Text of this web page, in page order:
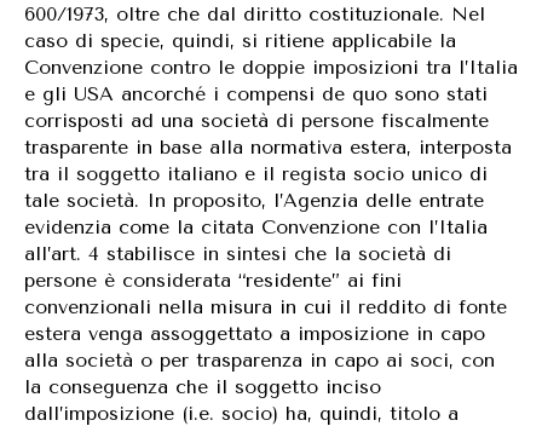
600/1973, oltre che dal diritto costituzionale. Nel
caso di specie, quindi, si ritiene applicabile la
Convenzione contro le doppie imposizioni tra l’Italia
e gli USA ancorché i compensi de quo sono stati
corrisposti ad una società di persone fiscalmente
trasparente in base alla normativa estera, interposta
tra il soggetto italiano e il regista socio unico di
tale società. In proposito, l’Agenzia delle entrate
evidenzia come la citata Convenzione con l’Italia
all’art. 4 stabilisce in sintesi che la società di
persone è considerata “residente” ai fini
convenzionali nella misura in cui il reddito di fonte
estera venga assoggettato a imposizione in capo
alla società o per trasparenza in capo ai soci, con
la conseguenza che il soggetto inciso
dall’imposizione (i.e. socio) ha, quindi, titolo a